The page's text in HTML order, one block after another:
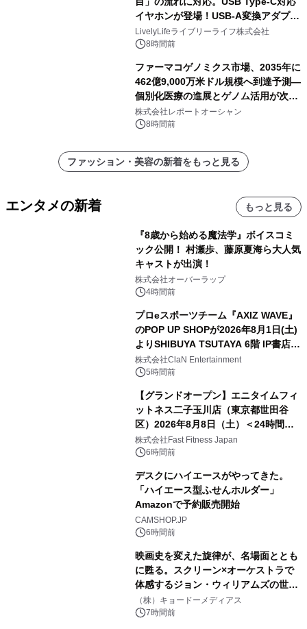
イヤホンが登場！USB-A変換アダプタ
ー付きでスマホからパソコンまで幅広
く活用可能
LivelyLifeライブリーライフ株式会社
8時間前
ファーマコゲノミクス市場、2035年に
462億9,000万米ドル規模へ到達予測―
個別化医療の進展とゲノム活用が次世
代ヘルスケア投資を加速
株式会社レポートオーシャン
8時間前
ファッション・美容の新着をもっと見る
エンタメの新着 もっと見る
『8歳から始める魔法学』ボイスコミ
ック公開！ 村瀬歩、藤原夏海ら大人気
キャストが出演！
株式会社オーバーラップ
4時間前
プロeスポーツチーム『AXIZ WAVE』
のPOP UP SHOPが2026年8月1日(土)
よりSHIBUYA TSUTAYA 6階 IP書店で
開催決定！！
株式会社ClaN Entertainment
5時間前
【グランドオープン】エニタイムフィ
ットネス二子玉川店（東京都世田谷
区）2026年8月8日（土）＜24時間年
中無休のフィットネスジム＞
株式会社Fast Fitness Japan
6時間前
デスクにハイエースがやってきた。
「ハイエース型ふせんホルダー」
Amazonで予約販売開始
CAMSHOP.JP
6時間前
映画史を変えた旋律が、名場面ととも
に甦る。スクリーン×オーケストラで
体感するジョン・ウィリアムズの世
界。ジョン・ウィリアムズ：シネマ・
スペクタキュラー・コンサート 開催決
（株）キョードーメディアス
7時間前